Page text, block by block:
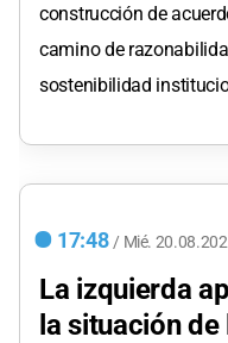
construcción de
camino de
sostenibilidad
17:48 / Mié.
La izquierda
la situación